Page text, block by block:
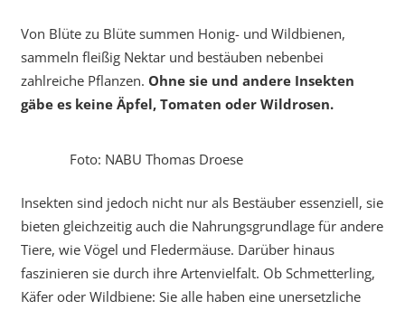
Von Blüte zu Blüte summen Honig- und Wildbienen,
sammeln fleißig Nektar und bestäuben nebenbei
zahlreiche Pflanzen. Ohne sie und andere Insekten
gäbe es keine Äpfel, Tomaten oder Wildrosen.
Foto: NABU Thomas Droese
Insekten sind jedoch nicht nur als Bestäuber essenziell, sie
bieten gleichzeitig auch die Nahrungsgrundlage für andere
Tiere, wie Vögel und Fledermäuse. Darüber hinaus
faszinieren sie durch ihre Artenvielfalt. Ob Schmetterling,
Käfer oder Wildbiene: Sie alle haben eine unersetzliche